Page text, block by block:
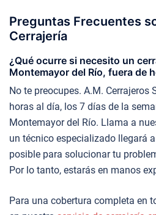
Preguntas Frecuentes
Cerrajería
¿Qué ocurre si necesito un
Montemayor del Río, fuera de
No te preocupes. A.M.
horas al día, los 7 días de la
Montemayor del Río. Llama a
un técnico especializado llegará
posible para solucionar tu
Por lo tanto, estarás en manos
Para una cobertura completa en